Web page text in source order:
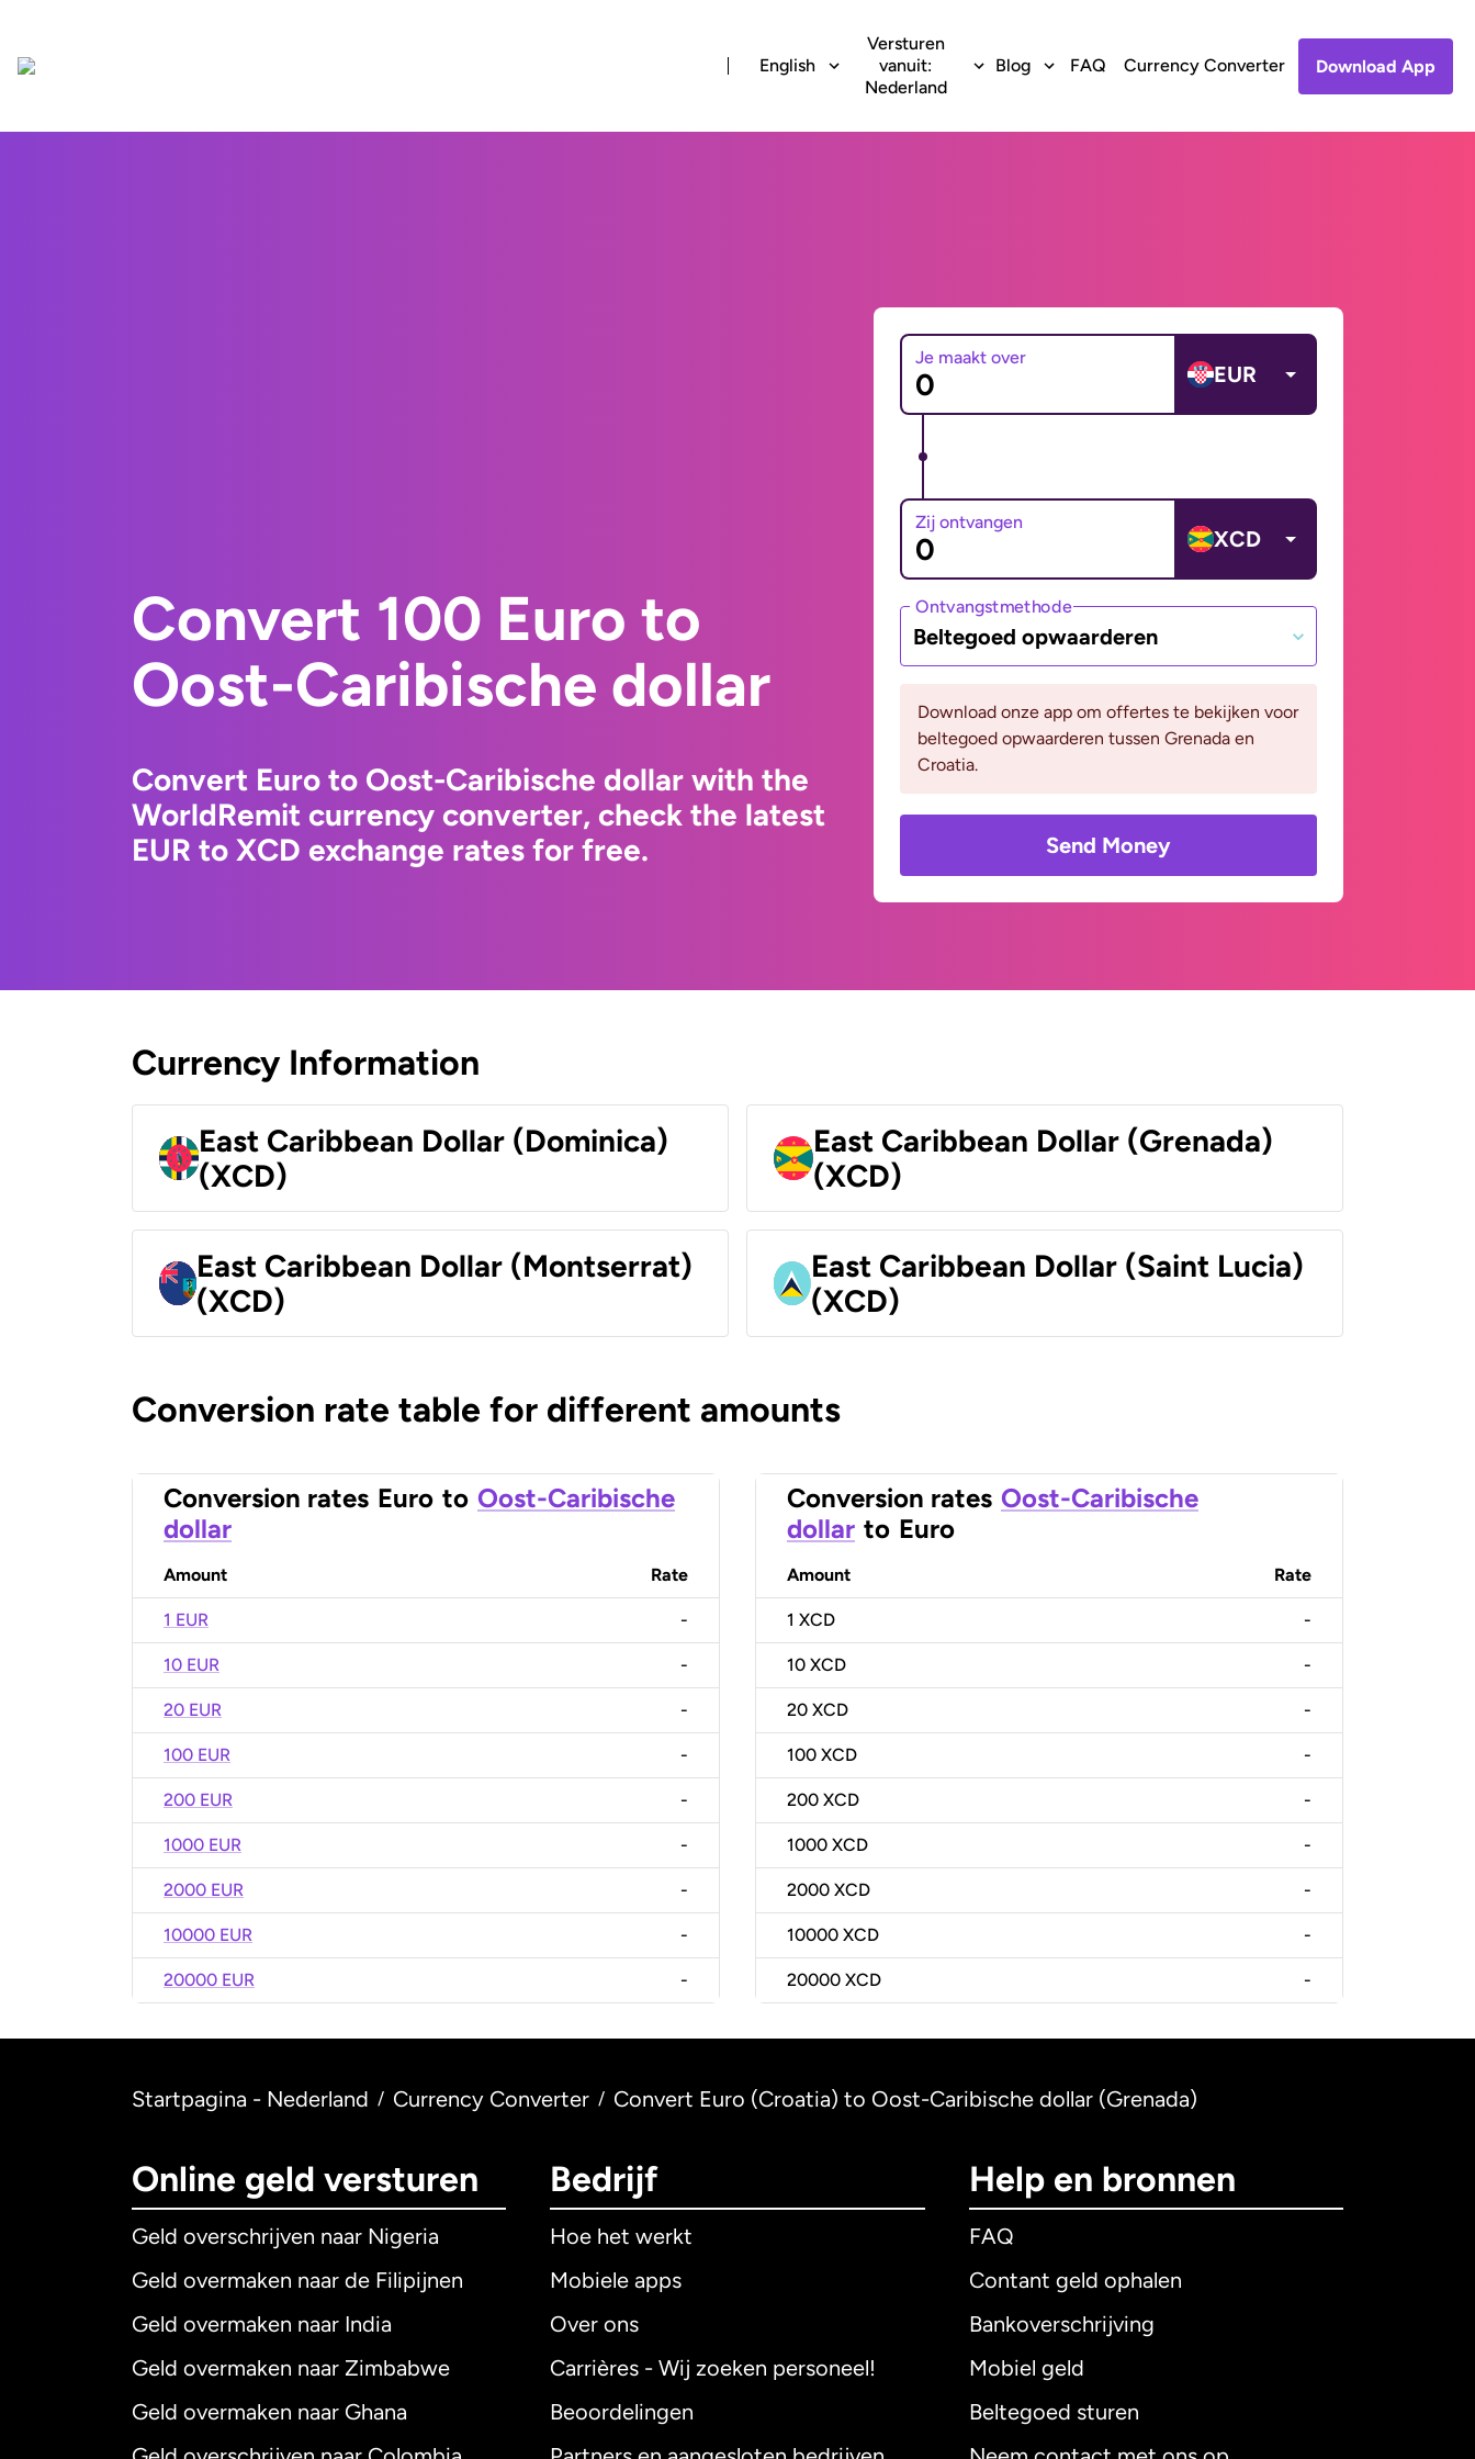
English
Versturen
vanuit:
Nederland
Blog FAQ Currency Converter Download App
Convert 100 Euro to
Oost-Caribische dollar
Convert Euro to Oost-Caribische dollar with the
WorldRemit currency converter, check the latest
EUR to XCD exchange rates for free.
Je maakt over
EUR
Zij ontvangen
XCD
Ontvangstmethode
Beltegoed opwaarderen
Download onze app om offertes te bekijken voor
beltegoed opwaarderen tussen Grenada en
Croatia.
Send Money
Currency Information
East Caribbean Dollar (Dominica)
(XCD)
East Caribbean Dollar (Grenada)
(XCD)
East Caribbean Dollar (Montserrat)
(XCD)
East Caribbean Dollar (Saint Lucia)
(XCD)
Conversion rate table for different amounts
Conversion rates Euro to Oost-Caribische
dollar
Amount Rate
1 EUR -
10 EUR -
20 EUR -
100 EUR -
200 EUR -
1000 EUR -
2000 EUR -
10000 EUR -
20000 EUR -
Conversion rates Oost-Caribische
dollar to Euro
Amount Rate
1 XCD -
10 XCD -
20 XCD -
100 XCD -
200 XCD -
1000 XCD -
2000 XCD -
10000 XCD -
20000 XCD -
Startpagina - Nederland / Currency Converter / Convert Euro (Croatia) to Oost-Caribische dollar (Grenada)
Online geld versturen
Geld overschrijven naar Nigeria
Geld overmaken naar de Filipijnen
Geld overmaken naar India
Geld overmaken naar Zimbabwe
Geld overmaken naar Ghana
Bedrijf
Hoe het werkt
Mobiele apps
Over ons
Carrières - Wij zoeken personeel!
Beoordelingen
Help en bronnen
FAQ
Contant geld ophalen
Bankoverschrijving
Mobiel geld
Beltegoed sturen